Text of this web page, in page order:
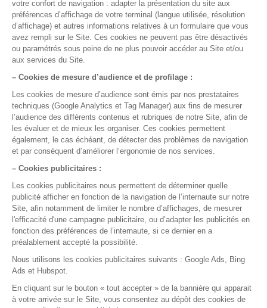
praticiens qui exercent dans plusieurs lieux ou
consultent depuis différents postes, avec un accès
Internet fiable.
Mode Hybride
Local + Cloud synchronisés en temps réel.
Vous travaillez au cabinet sans dépendre d'Internet,
mais accédez à vos données depuis l'extérieur quand
c'est utile. Le meilleur des deux mondes pour la
Mode Hybride Multisite
La solution pensée pour les MSP et centres
pluripro
Chaque site fonctionne en local sans dépendance
Internet, avec accès cloud en mobilité. Partage de
dossiers entre sites, coordination interpro facilitée,
éligible ACI.